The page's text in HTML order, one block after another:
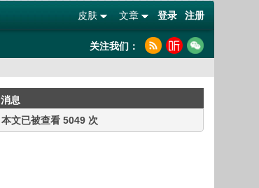
登录 注册
文章
皮肤
关注我们：
消息
本文已被查看 5049 次